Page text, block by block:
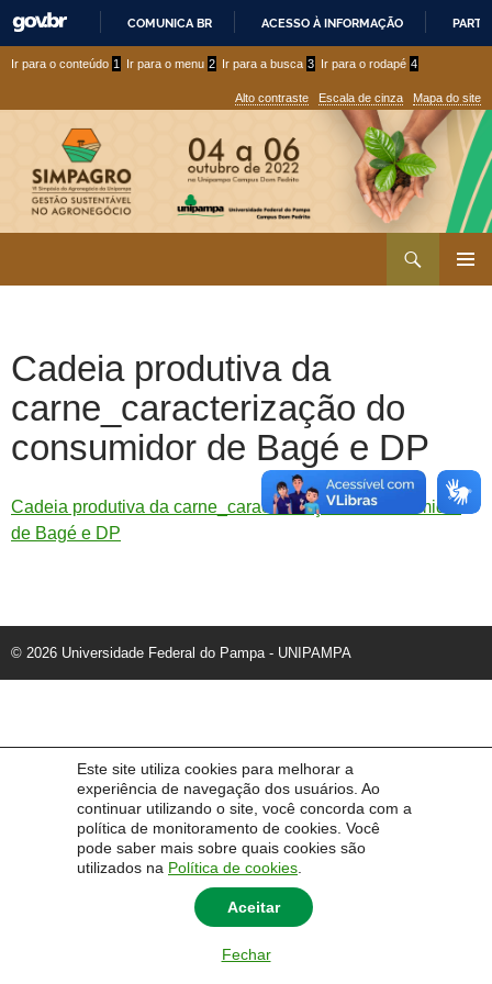
Este site utiliza cookies para melhorar a
experiência de navegação dos usuários. Ao
continuar utilizando o site, você concorda com a
política de monitoramento de cookies. Você
pode saber mais sobre quais cookies são
utilizados na Política de cookies
Aceitar
Fechar
PARA
CONTEÚDO
COMUNICA BR ACESSO À INFORMAÇÃO
conteúdo
menu
Ir para o conteúdo 1 Ir para o menu 2 Ir para a busca 3 Ir para o rodapé 4
Alto contraste Escala de cinza Mapa do site
Cadeia produtiva da
carne_caracterização do
consumidor de Bagé e DP
Cadeia produtiva da carne_caracterização do consumidor
de Bagé e DP
© 2026 Universidade Federal do Pampa - UNIPAMPA